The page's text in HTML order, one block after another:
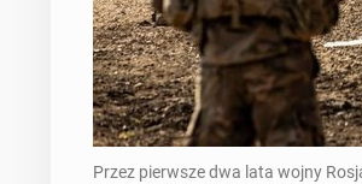
Przez pierwsze dwa lata wojny